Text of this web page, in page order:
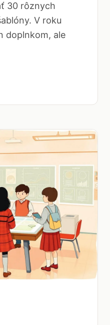
30 rôznych
V roku
doplnkom, ale